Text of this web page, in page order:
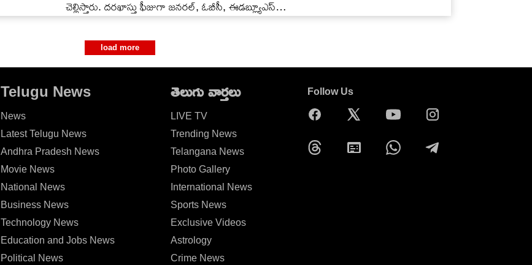
చెల్లిస్తారు. దరఖాస్తు ఫీజుగా జనరల్, ఓబీసీ, ఈడబ్ల్యూఎస్…
load more
Telugu News
News
Latest Telugu News
Andhra Pradesh News
Movie News
National News
Business News
Technology News
Education and Jobs News
Political News
తెలుగు వార్తలు
LIVE TV
Trending News
Telangana News
Photo Gallery
International News
Sports News
Exclusive Videos
Astrology
Crime News
Follow Us